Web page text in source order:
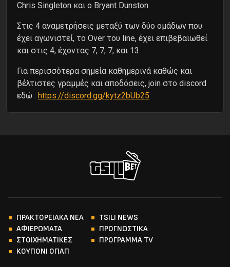
Chris Singleton και ο Bryant Dunston.
Στις 4 αναμετρήσεις μεταξύ των δύο ομάδων που
έχει αγωνιστεί, το Over του line, έχει επιβεβαιωθεί
και στις 4, έχοντας 7, 7, 7, και 13.
Για περισσότερα σημεία καθημερινά καθώς και
βέλτιστες γραμμές και αποδόσεις, join στο discord
εδώ : https://discord.gg/kytz2bUb25
ΠΡΑΚΤΟΡΕΙΑΚΑ ΝΕΑ
TSILI NEWS
ΑΦΙΕΡΩΜΑΤΑ
ΠΡΟΓΝΩΣΤΙΚΑ
ΣΤΟΙΧΗΜΑΤΙΚΕΣ
ΠΡΟΓΡΑΜΜΑ TV
ΚΟΥΠΟΝΙ ΟΠΑΠ